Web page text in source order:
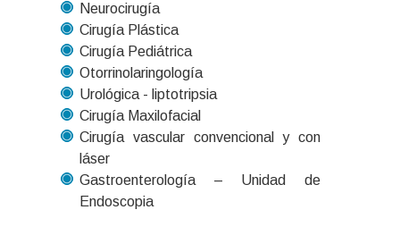
Neurocirugía
Cirugía Plástica
Cirugía Pediátrica
Otorrinolaringología
Urológica - liptotripsia
Cirugía Maxilofacial
Cirugía vascular convencional y con
láser
Gastroenterología – Unidad de
Endoscopia